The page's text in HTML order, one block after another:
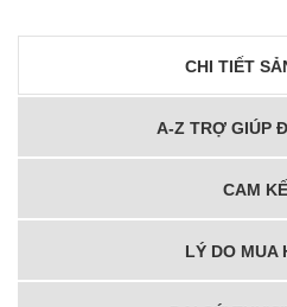
CHI TIẾT
A-Z TRỢ GIÚP
CAM
LÝ DO MUA